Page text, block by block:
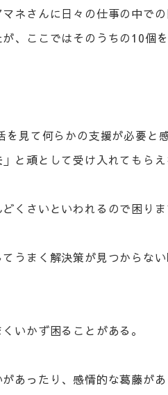
ネさんに日々の仕事の中で
、ここではそのうちの10個を
見て何らかの支援が必要と
と頑として受け入れてもらえ
くさいといわれるので困りま
うまく解決策が見つからな
いかず困ることがある。
あったり、感情的な葛藤が